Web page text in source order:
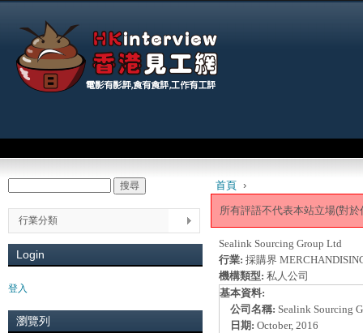
首頁›
所有評語不代表本站立場(對
Sealink Sourcing Group Ltd
行業: 採購界
機構類型: 私人公司
基本資料:
公司名稱: Sealink Sourcing
日期: October, 2016
行業分類
Login
登入
瀏覽列